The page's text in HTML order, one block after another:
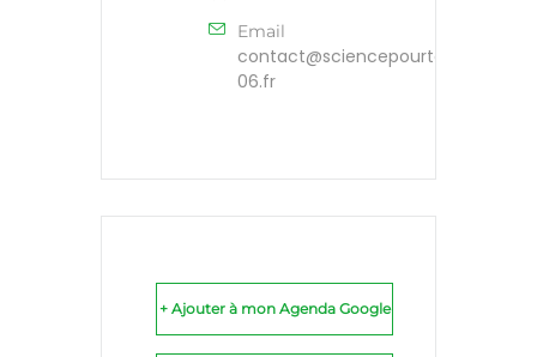
Email
contact@sciencepourtous-
06.fr
+ Ajouter à mon Agenda Google